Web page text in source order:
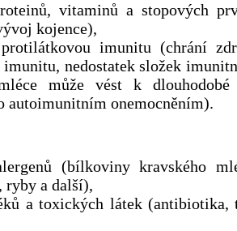
vitaminů a stopových
kojence),
imunitu (chrání
nedostatek složek
může vést k dlouhodobé
autoimunitním onemocněním).
(bílkoviny kravského
ryby a další),
a toxických látek (antibiotika,